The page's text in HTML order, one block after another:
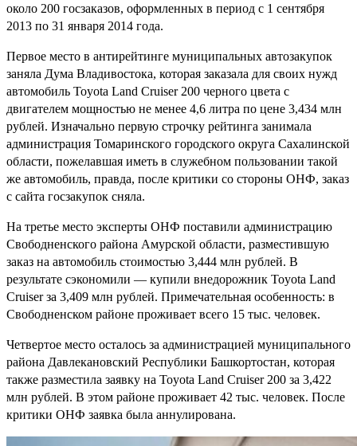
около 200 госзаказов, оформленных в период с 1 сентября
2013 по 31 января 2014 года.
Первое место в антирейтинге муниципальных автозакупок
заняла Дума Владивостока, которая заказала для своих нужд
автомобиль Toyota Land Cruiser 200 черного цвета с
двигателем мощностью не менее 4,6 литра по цене 3,434 млн
рублей. Изначально первую строчку рейтинга занимала
администрация Томаринского городского округа Сахалинской
области, пожелавшая иметь в служебном пользовании такой
же автомобиль, правда, после критики со стороны ОНФ, заказ
с сайта госзакупок сняла.
На третье место эксперты ОНФ поставили администрацию
Свободненского района Амурской области, разместившую
заказ на автомобиль стоимостью 3,444 млн рублей. В
результате сэкономили — купили внедорожник Toyota Land
Cruiser за 3,409 млн рублей. Примечательная особенность: в
Свободненском районе проживает всего 15 тыс. человек.
Четвертое место осталось за администрацией муниципального
района Давлекановский Республики Башкортостан, которая
также разместила заявку на Toyota Land Cruiser 200 за 3,422
млн рублей. В этом районе проживает 42 тыс. человек. После
критики ОНФ заявка была аннулирована.